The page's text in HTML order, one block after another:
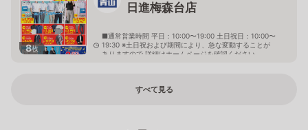
8枚
日進梅森台店
■通常営業時間 平日：10:00〜19:00 土日祝日：10:00〜
19:30 ※土日祝および期間により、急な変動することが
ありますので 詳細はホームページを確認ください
すべて見る